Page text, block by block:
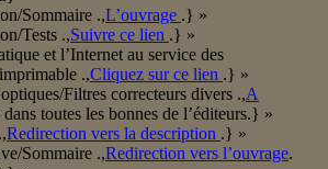
Sommaire .,L’ouvrage .} »
Tests .,Suivre ce lien .} »
et l’Internet au service des
.,Cliquez sur ce lien .} »
Filtres correcteurs divers .,A
toutes les bonnes de l’éditeurs.} »
Redirection vers la description .} »
Sommaire .,Redirection vers l’ouvrage.